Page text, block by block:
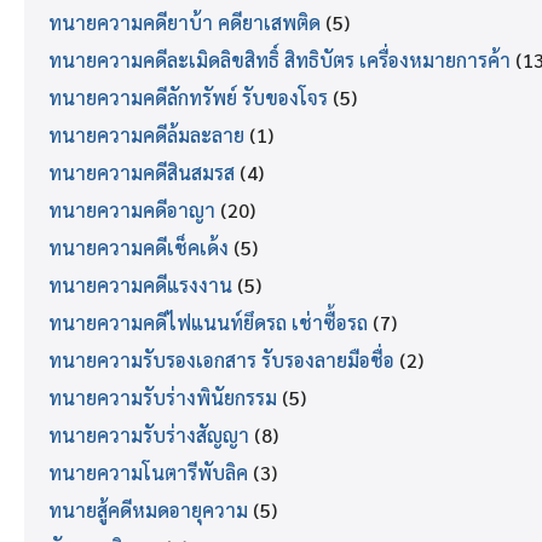
ทนายความคดียาบ้า คดียาเสพติด (5)
ทนายความคดีละเมิดลิขสิทธิ์ สิทธิบัตร เครื่องหมายการค้า
ทนายความคดีลักทรัพย์ รับของโจร (5)
ทนายความคดีล้มละลาย (1)
ทนายความคดีสินสมรส (4)
ทนายความคดีอาญา (20)
ทนายความคดีเช็คเด้ง (5)
ทนายความคดีแรงงาน (5)
ทนายความคดีไฟแนนท์ยึดรถ เช่าซื้อรถ (7)
ทนายความรับรองเอกสาร รับรองลายมือชื่อ (2)
ทนายความรับร่างพินัยกรรม (5)
ทนายความรับร่างสัญญา (8)
ทนายความโนตารีพับลิค (3)
ทนายสู้คดีหมดอายุความ (5)